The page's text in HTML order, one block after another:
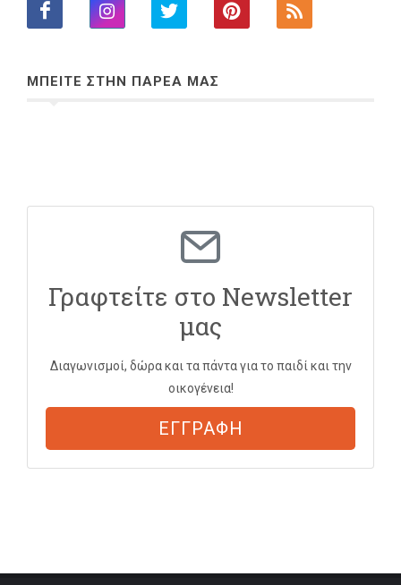
ΜΠΕΙΤΕ ΣΤΗΝ ΠΑΡΕΑ ΜΑΣ
Γραφτείτε στο Newsletter
μας
Διαγωνισμοί, δώρα και τα πάντα για το παιδί και την
οικογένεια!
ΕΓΓΡΑΦΗ